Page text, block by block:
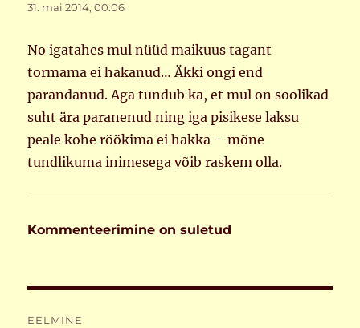
31. mai 2014, 00:06
No igatahes mul nüüd maikuus tagant
tormama ei hakanud… Äkki ongi end
parandanud. Aga tundub ka, et mul on soolikad
suht ära paranenud ning iga pisikese laksu
peale kohe röökima ei hakka – mõne
tundlikuma inimesega võib raskem olla.
Kommenteerimine on suletud
EELMINE